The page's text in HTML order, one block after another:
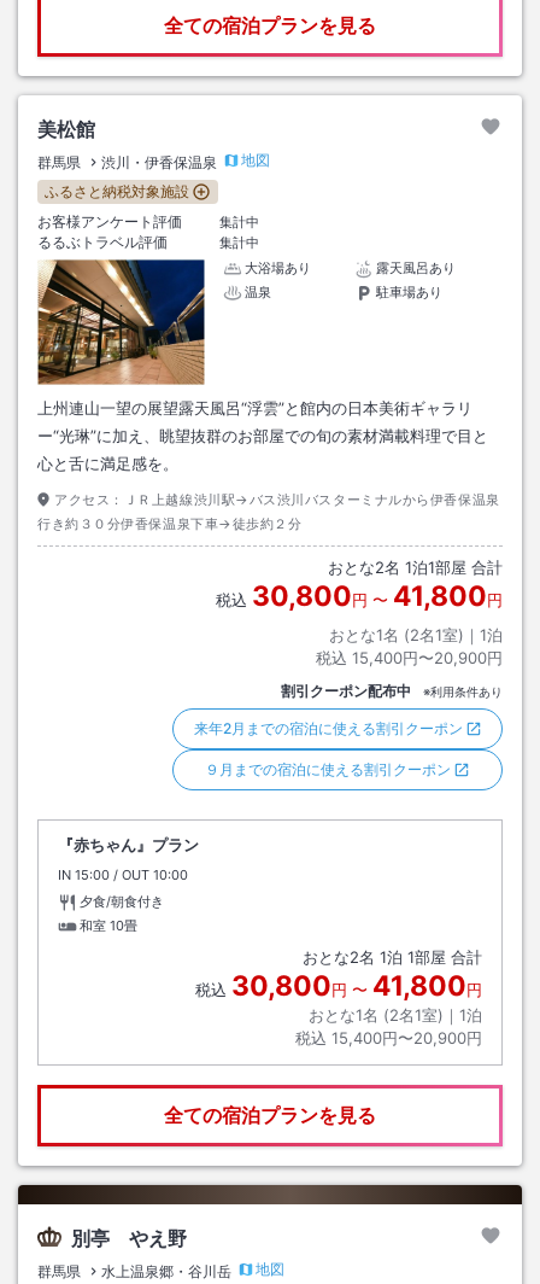
全ての宿泊プランを見る
美松館
群馬県 渋川・伊香保温泉
地図
ふるさと納税対象施設
お客様アンケート評価
集計中
るるぶトラベル評価
集計中
大浴場あり
露天風呂あり
温泉
駐車場あり
上州連山一望の展望露天風呂“浮雲”と館内の日本美術ギャラリ
ー“光琳”に加え、眺望抜群のお部屋での旬の素材満載料理で目と
心と舌に満足感を。
アクセス：
ＪＲ上越線渋川駅→バス渋川バスターミナルから伊香保温泉
行き約３０分伊香保温泉下車→徒歩約２分
おとな2名 1泊1部屋 合計
税込 30,800円 〜 41,800円
おとな1名 (2名1室)｜ 1泊
税込 15,400円〜20,900円
割引クーポン配布中 ※利用条件あり
来年2月までの宿泊に使える割引クーポン
９月までの宿泊に使える割引クーポン
『赤ちゃん』プラン
IN チェックイン
15:00 / OUT チェックアウト
10:00
夕食/朝食付き
和室 10畳
おとな2名 1泊 1部屋 合計
税込 30,800円 〜 41,800円
おとな1名 (2名1室)｜ 1泊
税込 15,400円〜20,900円
全ての宿泊プランを見る
別亭 やえ野
群馬県 水上温泉郷・谷川岳 地図